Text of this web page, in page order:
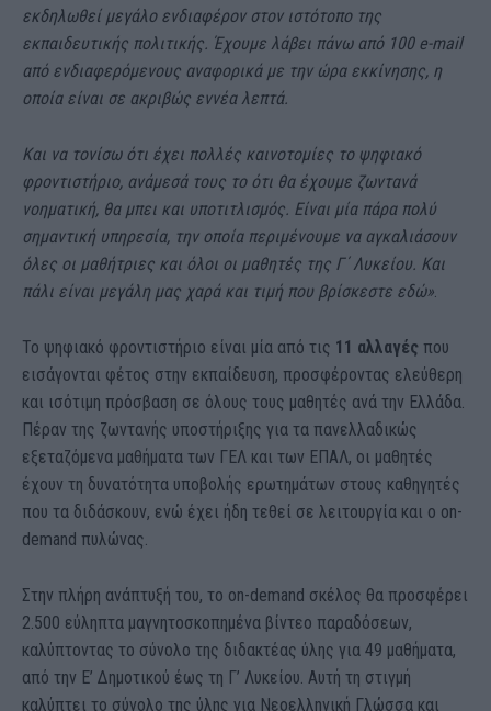
εκδηλωθεί μεγάλο ενδιαφέρον στον ιστότοπο της
εκπαιδευτικής πολιτικής. Έχουμε λάβει πάνω από 100 e-mail
από ενδιαφερόμενους αναφορικά με την ώρα εκκίνησης, η
οποία είναι σε ακριβώς εννέα λεπτά.
Και να τονίσω ότι έχει πολλές καινοτομίες το ψηφιακό
φροντιστήριο, ανάμεσά τους το ότι θα έχουμε ζωντανά
νοηματική, θα μπει και υποτιτλισμός. Είναι μία πάρα πολύ
σημαντική υπηρεσία, την οποία περιμένουμε να αγκαλιάσουν
όλες οι μαθήτριες και όλοι οι μαθητές της Γ΄ Λυκείου. Και
πάλι είναι μεγάλη μας χαρά και τιμή που βρίσκεστε εδώ».
Το ψηφιακό φροντιστήριο είναι μία από τις 11 αλλαγές που
εισάγονται φέτος στην εκπαίδευση, προσφέροντας ελεύθερη
και ισότιμη πρόσβαση σε όλους τους μαθητές ανά την Ελλάδα.
Πέραν της ζωντανής υποστήριξης για τα πανελλαδικώς
εξεταζόμενα μαθήματα των ΓΕΛ και των ΕΠΑΛ, οι μαθητές
έχουν τη δυνατότητα υποβολής ερωτημάτων στους καθηγητές
που τα διδάσκουν, ενώ έχει ήδη τεθεί σε λειτουργία και ο on-
demand πυλώνας.
Στην πλήρη ανάπτυξή του, το on-demand σκέλος θα προσφέρει
2.500 εύληπτα μαγνητοσκοπημένα βίντεο παραδόσεων,
καλύπτοντας το σύνολο της διδακτέας ύλης για 49 μαθήματα,
από την Ε’ Δημοτικού έως τη Γ’ Λυκείου. Αυτή τη στιγμή
καλύπτει το σύνολο της ύλης για Νεοελληνική Γλώσσα και